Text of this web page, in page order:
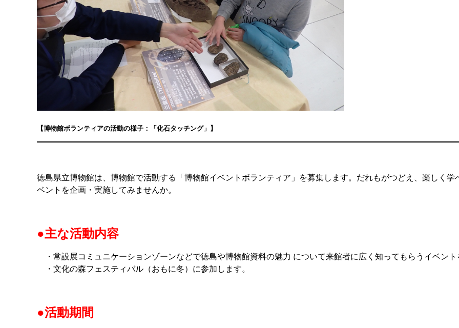
【博物館ボランティアの活動の様子：「化石タッチング」】
徳島県立博物館は、博物館で活動する「博物館イベントボランティア」を募集します。だれもがつどえ、楽しく
ベントを企画・実施してみませんか。
●主な活動内容
・常設展コミュニケーションゾーンなどで徳島や博物館資料の魅力 について来館者に広く知ってもらうイベン
・文化の森フェスティバル（おもに冬）に参加します。
●活動期間